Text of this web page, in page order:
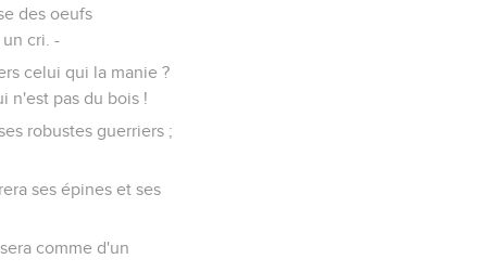
des oeufs
cri. -
celui qui la manie ?
n'est pas du bois !
robustes guerriers ;
ses épines et ses
comme d'un